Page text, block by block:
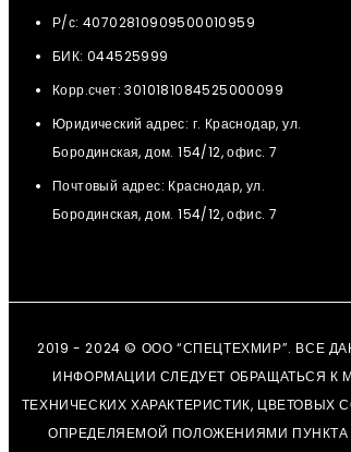
Р/с: 40702810909500010959
БИК: 044525999
Корр.счет: 3010181084525000099
Юридический адрес: г. Краснодар, ул.
Бородинская, дом. 154/12, офис. 7
Почтовый адрес: Краснодар, ул.
Бородинская, дом. 154/12, офис. 7
2019 - 2024 © ООО “СПЕЦТЕХМИР”. ВСЕ
ИНФОРМАЦИИ СЛЕДУЕТ ОБРАЩАТЬСЯ
ТЕХНИЧЕСКИХ ХАРАКТЕРИСТИК,
ОПРЕДЕЛЯЕМОЙ ПОЛОЖЕНИЯМИ ПУНКТА